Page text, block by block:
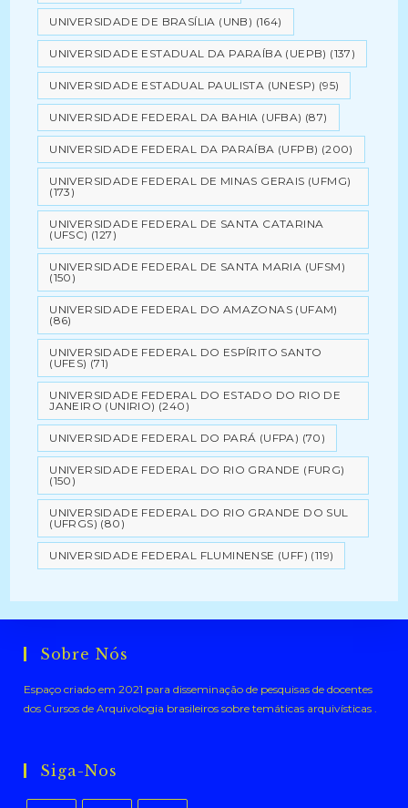
UNIVERSIDADE DE BRASÍLIA (UNB) (164)
UNIVERSIDADE ESTADUAL DA PARAÍBA (UEPB) (137)
UNIVERSIDADE ESTADUAL PAULISTA (UNESP) (95)
UNIVERSIDADE FEDERAL DA BAHIA (UFBA) (87)
UNIVERSIDADE FEDERAL DA PARAÍBA (UFPB) (200)
UNIVERSIDADE FEDERAL DE MINAS GERAIS (UFMG)
(173)
UNIVERSIDADE FEDERAL DE SANTA CATARINA
(UFSC) (127)
UNIVERSIDADE FEDERAL DE SANTA MARIA (UFSM)
(150)
UNIVERSIDADE FEDERAL DO AMAZONAS (UFAM)
(86)
UNIVERSIDADE FEDERAL DO ESPÍRITO SANTO
(UFES) (71)
UNIVERSIDADE FEDERAL DO ESTADO DO RIO DE
JANEIRO (UNIRIO) (240)
UNIVERSIDADE FEDERAL DO PARÁ (UFPA) (70)
UNIVERSIDADE FEDERAL DO RIO GRANDE (FURG)
(150)
UNIVERSIDADE FEDERAL DO RIO GRANDE DO SUL
(UFRGS) (80)
UNIVERSIDADE FEDERAL FLUMINENSE (UFF) (119)
Sobre Nós
Espaço criado em 2021 para disseminação de pesquisas de docentes
dos Cursos de Arquivologia brasileiros sobre temáticas arquivísticas .
Siga-Nos